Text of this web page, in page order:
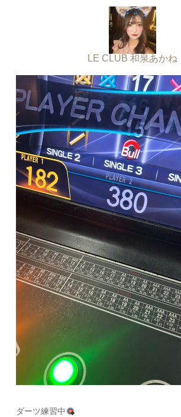
LE CLUB 和泉あかね
ダーツ練習中